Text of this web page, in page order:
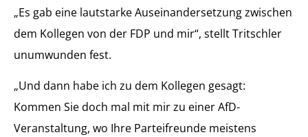
„Es gab eine lautstarke Auseinandersetzung zwischen
dem Kollegen von der FDP und mir“, stellt Tritschler
unumwunden fest.
„Und dann habe ich zu dem Kollegen gesagt:
Kommen Sie doch mal mit mir zu einer AfD-
Veranstaltung, wo Ihre Parteifreunde meistens